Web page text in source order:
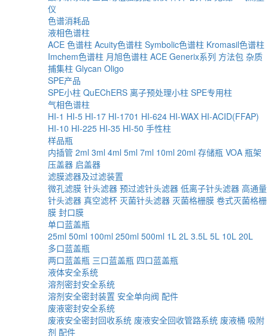
仪
色谱消耗品
液相色谱柱
ACE 色谱柱 Acuity色谱柱 Symbolic色谱柱 Kromasil色谱柱
Imchem色谱柱 月旭色谱柱 ACE Generix系列 方法包 杂质
捕集柱 Glycan Oligo
SPE产品
SPE小柱 QuEChERS 离子预处理小柱 SPE专用柱
气相色谱柱
HI-1 HI-5 HI-17 HI-1701 HI-624 HI-WAX HI-ACID(FFAP)
HI-10 HI-225 HI-35 HI-50 手性柱
样品瓶
内插管 2ml 3ml 4ml 5ml 7ml 10ml 20ml 存储瓶 VOA 瓶架
压盖器 启盖器
滤膜滤器及过滤装置
微孔滤膜 针头滤器 预过滤针头滤器 低离子针头滤器 高通量
针头滤器 真空滤杯 灭菌针头滤器 灭菌格栅膜 卷式灭菌格栅
膜 封口膜
单口蓝盖瓶
25ml 50ml 100ml 250ml 500ml 1L 2L 3.5L 5L 10L 20L
多口蓝盖瓶
两口蓝盖瓶 三口蓝盖瓶 四口蓝盖瓶
液体安全系统
溶剂密封安全系统
溶剂安全密封装置 安全单向阀 配件
废液密封安全系统
废液安全密封回收系统 废液安全回收管路系统 废液桶 吸附
剂 配件